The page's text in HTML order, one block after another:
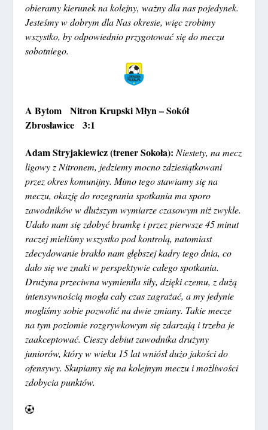
obieramy kierunek na kolejny, ważny dla nas pojedynek.
Jesteśmy w dobrym dla Nas okresie, więc zrobimy
wszystko, by odpowiednio przygotować się do meczu
sobotniego.
A Bytom Nitron Krupski Młyn – Sokół
Zbrosławice 3:1
Adam Stryjakiewicz (trener Sokoła):Niestety, na mecz
ligowy z Nitronem, jedziemy mocno zdziesiątkowani
przez okres komunijny. Mimo tego stawiamy się na
meczu, okazję do rozegrania spotkania ma sporo
zawodników w dłuższym wymiarze czasowym niż zwykle.
Udało nam się zdobyć bramkę i przez pierwsze 45 minut
raczej mieliśmy wszystko pod kontrolą, natomiast
zdecydowanie brakło nam głębszej kadry tego dnia, co
dało się we znaki w perspektywie całego spotkania.
Drużyna przeciwna wymieniła siły, dzięki czemu, z dużą
intensywnością mogła cały czas zagrażać, a my jedynie
mogliśmy sobie pozwolić na dwie zmiany. Takie mecze
na tym poziomie rozgrywkowym się zdarzają i trzeba je
zaakceptować. Cieszy debiut zawodnika drużyny
juniorów, który w wieku 15 lat wniósł dużo jakości do
ofensywy. Skupiamy się na kolejnym meczu i możliwości
zdobycia punktów.